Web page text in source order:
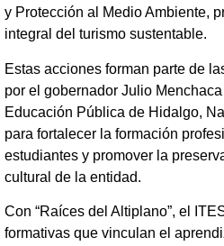
y Protección al Medio Ambiente,
integral del turismo sustentable.
Estas acciones forman parte de
por el gobernador Julio
Educación Pública de Hidalgo,
para fortalecer la formación
estudiantes y promover la
cultural de la entidad.
Con “Raíces del Altiplano”, el
formativas que vinculan el